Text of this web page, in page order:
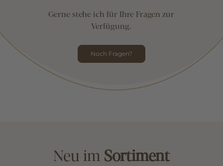
Gerne stehe ich für Ihre Fragen zur
Verfügung.
Noch Fragen?
Neu im Sortiment